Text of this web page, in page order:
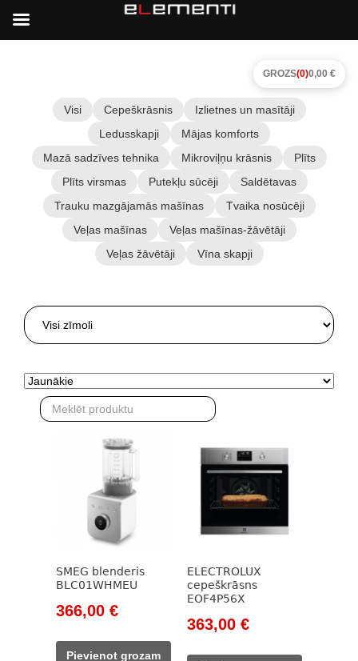
Visi Cepeškrāsnis
Izlietnes un masītāji
Ledusskapji
Mājas komforts
Mazā sadzīves tehnika
Mikroviļņu krāsnis
Plīts
Plīts virsmas
Putekļu sūcēji
Saldētavas
Trauku mazgājamās mašīnas
Tvaika nosūcēji
Veļas mašīnas
Veļas mašīnas-žāvētāji
Veļas žāvētāji
Vīna skapji
SMEG blenderis
BLC01WHMEU
Original
was:
366,00 €Current
Pievienot grozam
ELECTROLUX
cepeškrāsns
EOF4P56X
Original
363,00 €Current
GROZS(0)0,00 €